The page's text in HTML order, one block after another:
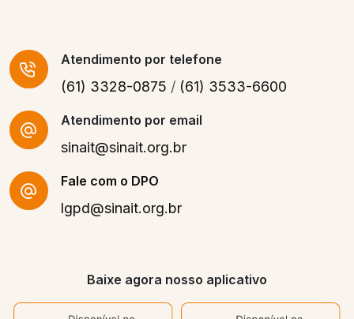
Atendimento por telefone
(61) 3328-0875 / (61) 3533-6600
Atendimento por email
sinait@sinait.org.br
Fale com o DPO
lgpd@sinait.org.br
Baixe agora nosso aplicativo